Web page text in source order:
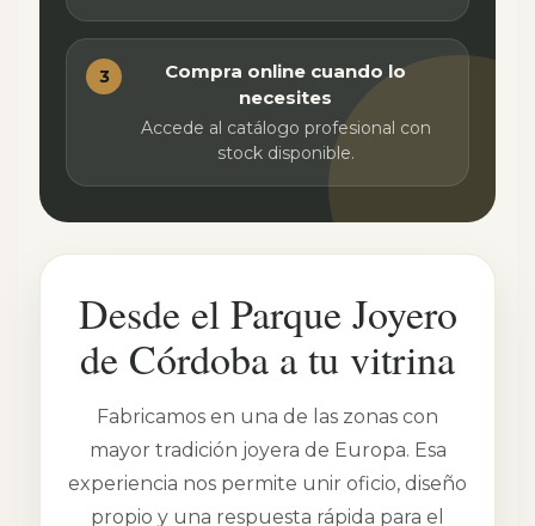
3
Compra online cuando lo
necesites
Accede al catálogo profesional con
stock disponible.
Desde el Parque Joyero
de Córdoba a tu vitrina
Fabricamos en una de las zonas con
mayor tradición joyera de Europa. Esa
experiencia nos permite unir oficio, diseño
propio y una respuesta rápida para el